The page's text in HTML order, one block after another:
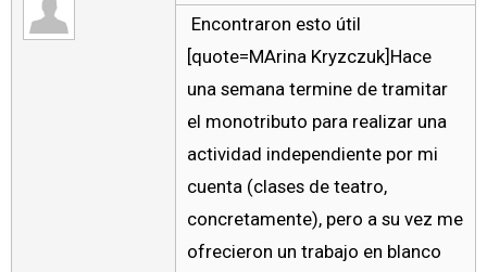
Encontraron esto útil
[quote=MArina Kryzczuk]Hace
una semana termine de tramitar
el monotributo para realizar una
actividad independiente por mi
cuenta (clases de teatro,
concretamente), pero a su vez me
ofrecieron un trabajo en blanco